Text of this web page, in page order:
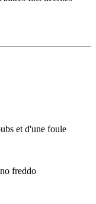
et d'une foule
freddo